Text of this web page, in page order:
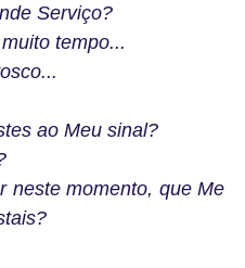
Serviço?
tempo...
ao Meu sinal?
neste momento, que Me